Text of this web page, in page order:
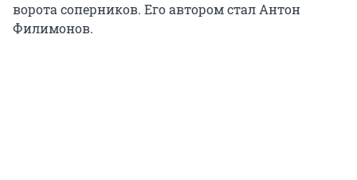
ворота соперников. Его автором стал Антон
Филимонов.